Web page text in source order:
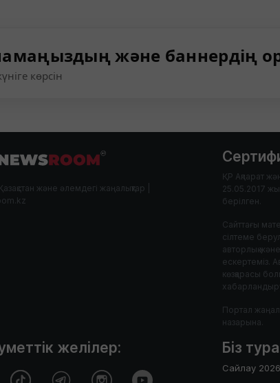
және баннердің
көрсін
Қазақстан және әлемдегі жаңалықтар |
ҚР Ақпарат
25.05.2017
берілген.
Сайттағы
сілтеме
авторлық
ескертеміз.
көзқарасы
Портал
назарына.
Біз
Сайлау 2026
желілер: